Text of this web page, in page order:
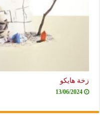
زخة هايكو
13/06/2024